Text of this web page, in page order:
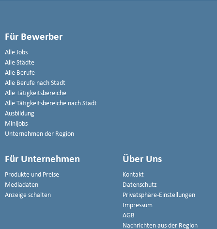
Für Bewerber
Alle Jobs
Alle Städte
Alle Berufe
Alle Berufe nach Stadt
Alle Tätigkeitsbereiche
Alle Tätigkeitsbereiche nach Stadt
Ausbildung
Minijobs
Unternehmen der Region
Für Unternehmen
Produkte und Preise
Mediadaten
Anzeige schalten
Über Uns
Kontakt
Datenschutz
Privatsphäre-Einstellungen
Impressum
AGB
Nachrichten aus der Region